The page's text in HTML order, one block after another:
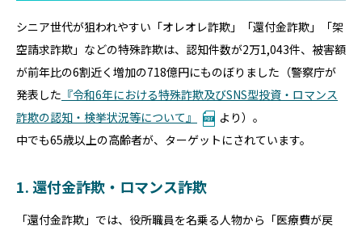
シニア世代が狙われやすい「オレオレ詐欺」「還付金詐欺」「架
空請求詐欺」などの特殊詐欺は、認知件数が2万1,043件、被害額
が前年比の6割近く増加の718億円にものぼりました（警察庁が
発表した 『令和6年における特殊詐欺及びSNS型投資・ロマンス
詐欺の認知・検挙状況等について』
より）。
中でも65歳以上の高齢者が、ターゲットにされています。
1. 還付金詐欺・ロマンス詐欺
「還付金詐欺」では、役所職員を名乗る人物から「医療費が戻